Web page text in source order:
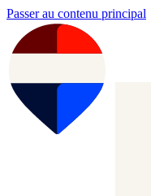
Passer au contenu principal